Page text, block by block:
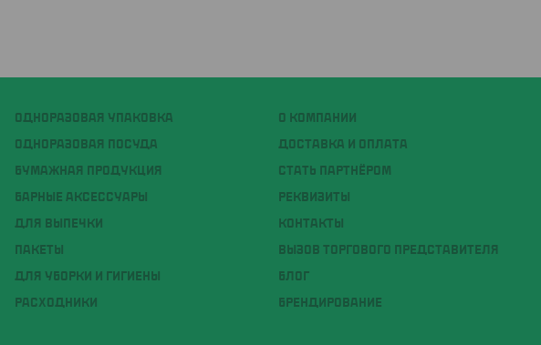
ОДНОРАЗОВАЯ УПАКОВКА
ОДНОРАЗОВАЯ ПОСУДА
БУМАЖНАЯ ПРОДУКЦИЯ
БАРНЫЕ АКСЕССУАРЫ
ДЛЯ ВЫПЕЧКИ
ПАКЕТЫ
ДЛЯ УБОРКИ И ГИГИЕНЫ
РАСХОДНИКИ
О КОМПАНИИ
ДОСТАВКА И ОПЛАТА
СТАТЬ ПАРТНЁРОМ
РЕКВИЗИТЫ
КОНТАКТЫ
ВЫЗОВ ТОРГОВОГО ПРЕДСТАВИТЕЛЯ
БЛОГ
БРЕНДИРОВАНИЕ